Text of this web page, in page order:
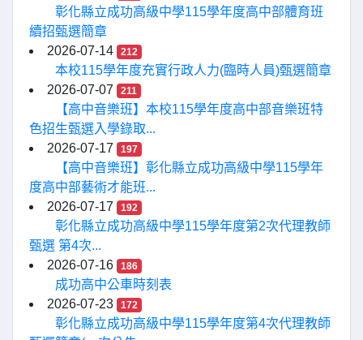
彰化縣立成功高級中學115學年度高中部體育班
續招甄選簡章
2026-07-14
212
本校115學年度充實行政人力(臨時人員)甄選簡章
2026-07-07
211
【高中音樂班】本校115學年度高中部音樂班特
色招生甄選入學錄取...
2026-07-17
197
【高中音樂班】彰化縣立成功高級中學115學年
度高中部藝術才能班...
2026-07-17
192
彰化縣立成功高級中學115學年度第2次代理教師
甄選 第4次...
2026-07-16
186
成功高中公車時刻表
2026-07-23
172
彰化縣立成功高級中學115學年度第4次代理教師